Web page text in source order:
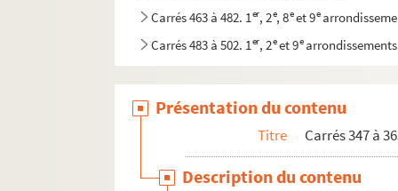
Carrés 463 à 482. 1er, 2e, 8eet 9e
Carrés 483 à 502. 1er, 2eet 9earrondissements
Présentation du contenu
Titre Carrés 347 à
Description du contenu